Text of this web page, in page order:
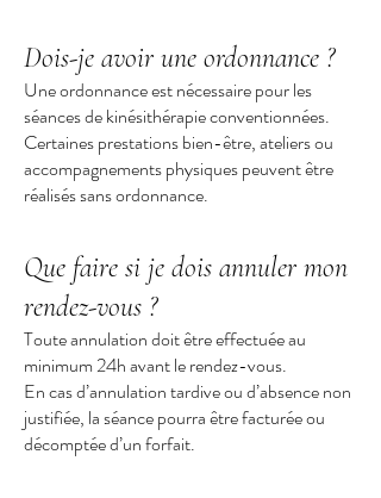
Dois-je avoir une ordonnance ?
Une ordonnance est nécessaire pour les
séances de kinésithérapie conventionnées.
Certaines prestations bien-être, ateliers ou
accompagnements physiques peuvent être
réalisés sans ordonnance.
Que faire si je dois annuler mon
rendez-vous ?
Toute annulation doit être effectuée au
minimum 24h avant le rendez-vous.
En cas d’annulation tardive ou d’absence non
justifiée, la séance pourra être facturée ou
décomptée d’un forfait.